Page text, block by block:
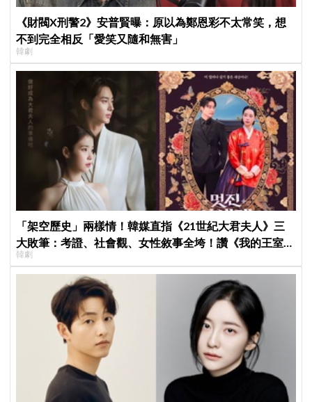
《財閥X刑警2》安普賢曝：原以為鄭恩彩不太常笑，想
不到完全相反「愛笑又隨和無害」
韓劇
「架空歷史」兩樣情！韓媒直指《21世紀大君夫人》三
大敗筆：考證、社會觀、女性敘事全垮！讚《我的王室死
對頭》諷刺到位
韓劇